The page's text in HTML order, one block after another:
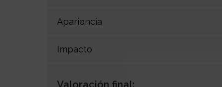
Apariencia
Impacto
Valoración final: